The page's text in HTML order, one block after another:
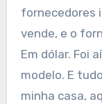
fornecedores
vende, e o
Em dólar. Foi
modelo. E
minha casa,